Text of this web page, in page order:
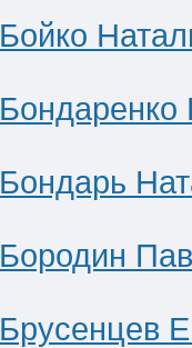
Бойко
Бондаренко
Бондарь
Бородин
Брусенцев